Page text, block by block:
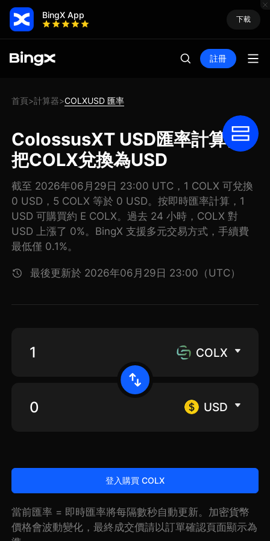
BingX App 下載
註冊
首頁>計算器>COLXUSD 匯率
ColossusXT USD匯率計算器:
把COLX兌換為USD
截至 2026年06月29日 23:00 UTC，1 COLX 可兌換
0 USD，5 COLX 等於 0 USD。按即時匯率計算，1
USD 可購買約 E COLX。過去 24 小時，COLX 對
USD 上漲了 0%。BingX 支援多元交易方式，手續費
最低僅 0.1%。
最後更新於 2026年06月29日 23:00（UTC）
COLX
USD
登入購買 COLX
當前匯率 = 即時匯率將每隔數秒自動更新。加密貨幣
價格會波動變化，最終成交價請以訂單確認頁面顯示為